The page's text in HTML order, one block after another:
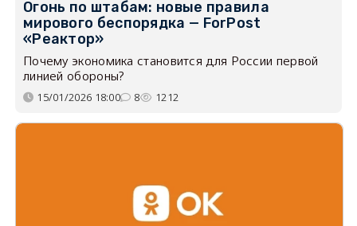
Огонь по штабам: новые правила
мирового беспорядка — ForPost
«Реактор»
Почему экономика становится для России первой
линией обороны?
15/01/2026 18:00 8 1212